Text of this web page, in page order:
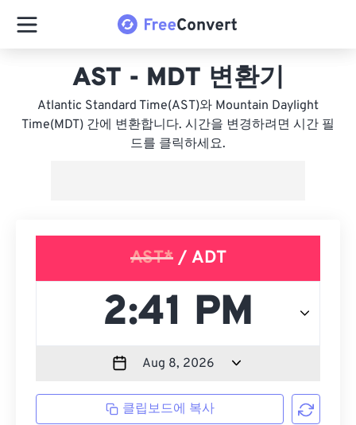
AST - MDT 변환기
Atlantic Standard Time(AST)와 Mountain Daylight
Time(MDT) 간에 변환합니다. 시간을 변경하려면 시간 필
드를 클릭하세요.
AST*/ ADT
클립보드에 복사